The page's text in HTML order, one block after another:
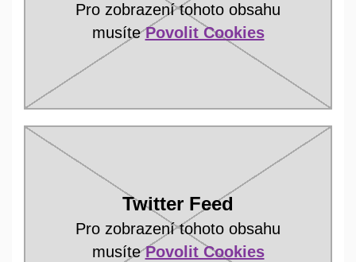
Pro zobrazení tohoto obsahu
musítePovolit Cookies
Twitter Feed
Pro zobrazení tohoto obsahu
musítePovolit Cookies